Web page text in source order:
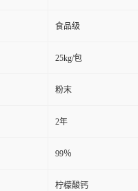
食品级
25kg/包
粉末
2年
99％
柠檬酸钙